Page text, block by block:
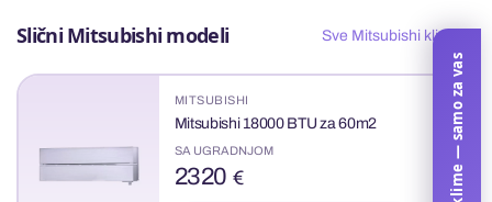
Slični Mitsubishi modeli Sve Mitsubishi klime
MITSUBISHI
Mitsubishi 18000 BTU za 60m2
SA UGRADNJOM
2320 €